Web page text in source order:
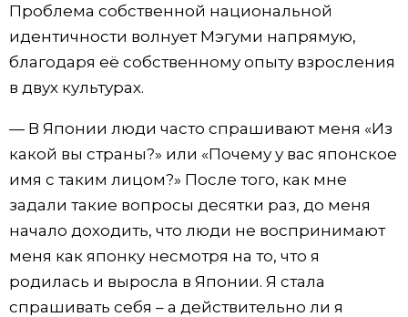
Проблема собственной национальной
идентичности волнует Мэгуми напрямую,
благодаря её собственному опыту взросления
в двух культурах.
— В Японии люди часто спрашивают меня «Из
какой вы страны?» или «Почему у вас японское
имя с таким лицом?» После того, как мне
задали такие вопросы десятки раз, до меня
начало доходить, что люди не воспринимают
меня как японку несмотря на то, что я
родилась и выросла в Японии. Я стала
спрашивать себя – а действительно ли я